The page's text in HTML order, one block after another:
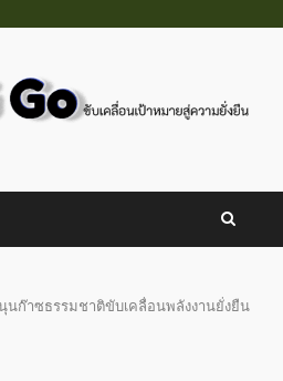
นก๊าซธรรมชาติขับเคลื่อนพลังงานยั่งยืน